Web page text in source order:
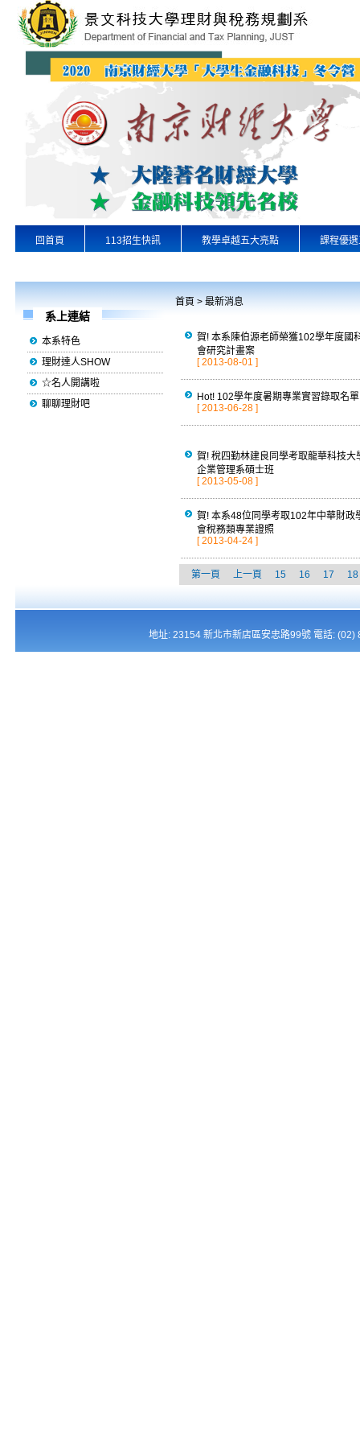
回首頁 113招生快訊 教學卓越五大亮點 課程優
系上連結
本系特色
理財達人SHOW
☆名人開講啦
聊聊理財吧
首頁 > 最新消息
賀! 本系陳伯源老師榮獲102學年度國
會研究計畫案
[ 2013-08-01 ]
Hot! 102學年度暑期專業實習錄取名單
[ 2013-06-28 ]
賀! 稅四勤林建良同學考取龍華科技大
企業管理系碩士班
[ 2013-05-08 ]
賀! 本系48位同學考取102年中華財政
會稅務類專業證照
[ 2013-04-24 ]
第一頁 上一頁 15 16 17 18
地址: 23154 新北市新店區安忠路99號 電話: